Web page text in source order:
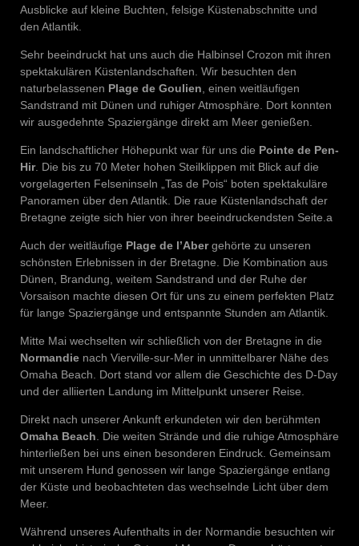
Ausblicke auf kleine Buchten, felsige Küstenabschnitte und
den Atlantik.
Sehr beeindruckt hat uns auch die Halbinsel Crozon mit ihren
spektakulären Küstenlandschaften. Wir besuchten den
naturbelassenen Plage de Goulien , einen weitläufigen
Sandstrand mit Dünen und ruhiger Atmosphäre. Dort konnten
wir ausgedehnte Spaziergänge direkt am Meer genießen.
Ein landschaftlicher Höhepunkt war für uns die Pointe de Pen-
Hir. Die bis zu 70 Meter hohen Steilklippen mit Blick auf die
vorgelagerten Felseninseln „Tas de Pois“ boten spektakuläre
Panoramen über den Atlantik. Die raue Küstenlandschaft der
Bretagne zeigte sich hier von ihrer beeindruckendsten Seite.a
Auch der weitläufige Plage de l’Abergehörte zu unseren
schönsten Erlebnissen in der Bretagne. Die Kombination aus
Dünen, Brandung, weitem Sandstrand und der Ruhe der
Vorsaison machte diesen Ort für uns zu einem perfekten Platz
für lange Spaziergänge und entspannte Stunden am Atlantik.
Mitte Mai wechselten wir schließlich von der Bretagne in die
Normandie nach Vierville-sur-Mer in unmittelbarer Nähe des
Omaha Beach. Dort stand vor allem die Geschichte des D-Day
und der alliierten Landung im Mittelpunkt unserer Reise.
Direkt nach unserer Ankunft erkundeten wir den berühmten
Omaha Beach . Die weiten Strände und die ruhige Atmosphäre
hinterließen bei uns einen besonderen Eindruck. Gemeinsam
mit unserem Hund genossen wir lange Spaziergänge entlang
der Küste und beobachteten das wechselnde Licht über dem
Meer.
Während unseres Aufenthalts in der Normandie besuchten wir